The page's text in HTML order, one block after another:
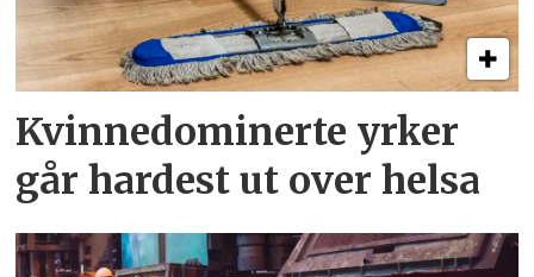
Kvinnedominerte yrker
går hardest ut over helsa